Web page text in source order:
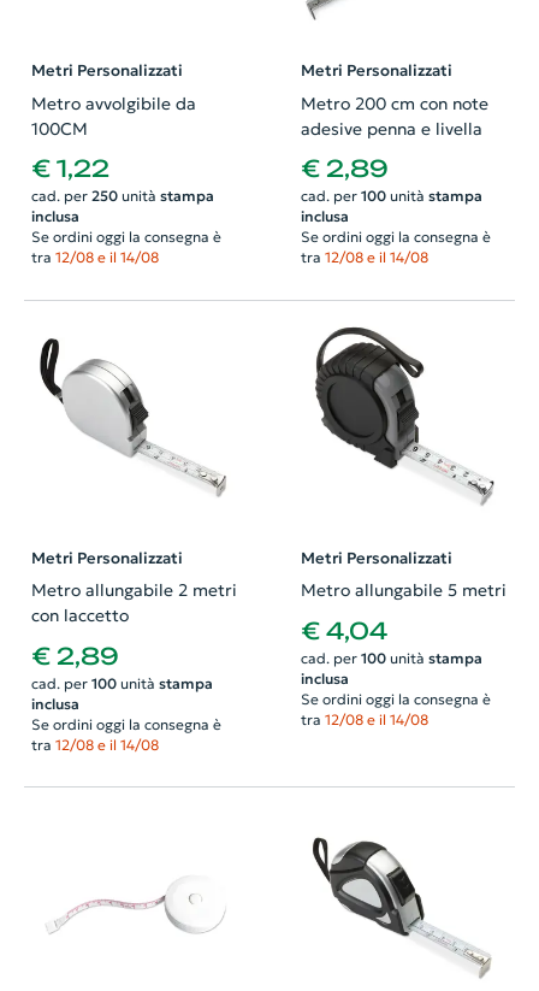
Metri Personalizzati
Metro avvolgibile da
100CM
€ 1,22
cad. per 250unità stampa
inclusa
Se ordini oggi la consegna è
tra 12/08 e il 14/08
Metri Personalizzati
Metro 200 cm con note
adesive penna e livella
€ 2,89
cad. per 100unità stampa
inclusa
Se ordini oggi la consegna è
tra 12/08 e il 14/08
Metri Personalizzati
Metro allungabile 2 metri
con laccetto
€ 2,89
cad. per 100unità stampa
inclusa
Se ordini oggi la consegna è
tra 12/08 e il 14/08
Metri Personalizzati
Metro allungabile 5 metri
€ 4,04
cad. per 100unità stampa
inclusa
Se ordini oggi la consegna è
tra 12/08 e il 14/08